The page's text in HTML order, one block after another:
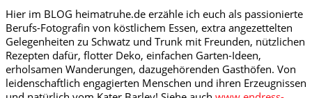
Hier im BLOG heimatruhe.de erzähle ich euch als passionierte
Berufs-Fotografin von köstlichem Essen, extra angezettelten
Gelegenheiten zu Schwatz und Trunk mit Freunden, nützlichen
Rezepten dafür, flotter Deko, einfachen Garten-Ideen,
erholsamen Wanderungen, dazugehörenden Gasthöfen. Von
leidenschaftlich engagierten Menschen und ihren Erzeugnissen